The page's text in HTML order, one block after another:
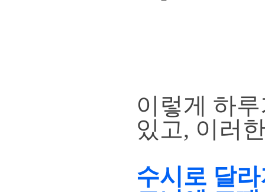
이렇게 하
있고, 이러
수시로 달